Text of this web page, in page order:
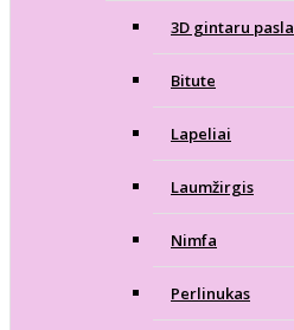
3D gintaru
Bitute
Lapeliai
Laumžirgis
Nimfa
Perlinukas